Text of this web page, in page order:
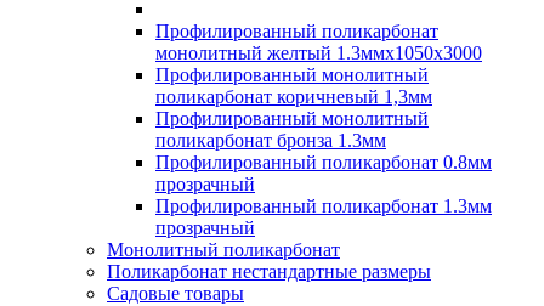
Профилированный поликарбонат
монолитный желтый 1.3ммх1050х3000
Профилированный монолитный
поликарбонат коричневый 1,3мм
Профилированный монолитный
поликарбонат бронза 1.3мм
Профилированный поликарбонат 0.8мм
прозрачный
Профилированный поликарбонат 1.3мм
прозрачный
Монолитный поликарбонат
Поликарбонат нестандартные размеры
Садовые товары